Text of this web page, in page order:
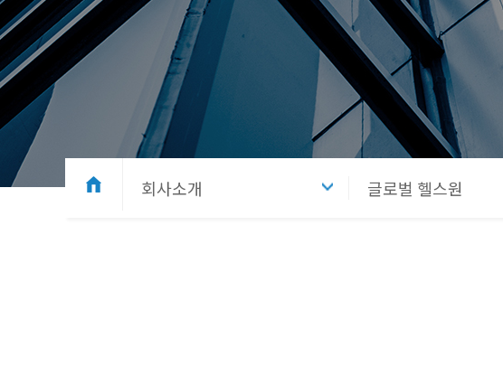
회사소개 글로벌 헬스원